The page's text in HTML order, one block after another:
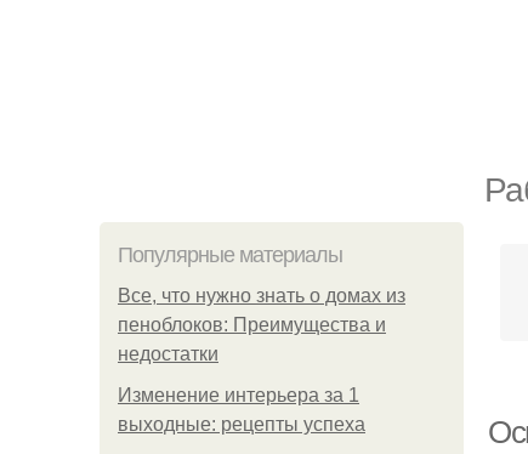
Популярные материалы
Все, что нужно знать о домах из
пеноблоков: Преимущества и
недостатки
Изменение интерьера за 1
выходные: рецепты успеха